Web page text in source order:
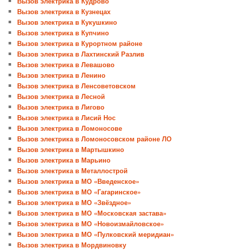
Вызов электрика в Кузнецах
Вызов электрика в Кукушкино
Вызов электрика в Купчино
Вызов электрика в Курортном районе
Вызов электрика в Лахтинский Разлив
Вызов электрика в Левашово
Вызов электрика в Ленино
Вызов электрика в Ленсоветовском
Вызов электрика в Лесной
Вызов электрика в Лигово
Вызов электрика в Лисий Нос
Вызов электрика в Ломоносове
Вызов электрика в Ломоносовском районе ЛО
Вызов электрика в Мартышкино
Вызов электрика в Марьино
Вызов электрика в Металлострой
Вызов электрика в МО «Введенское»
Вызов электрика в МО «Гагаринское»
Вызов электрика в МО «Звёздное»
Вызов электрика в МО «Московская застава»
Вызов электрика в МО «Новоизмайловское»
Вызов электрика в МО «Пулковский меридиан»
Вызов электрика в Мордвиновку